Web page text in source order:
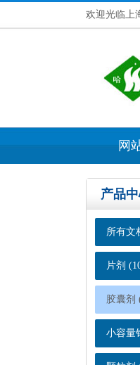
欢迎光临上
网
产品
所有文
片剂
胶囊剂
小容量